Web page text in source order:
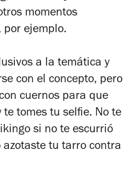
momentos
por ejemplo.
a la temática y
con el concepto, pero
cuernos para que
tomes tu selfie. No te
si no te escurrió
tu tarro contra